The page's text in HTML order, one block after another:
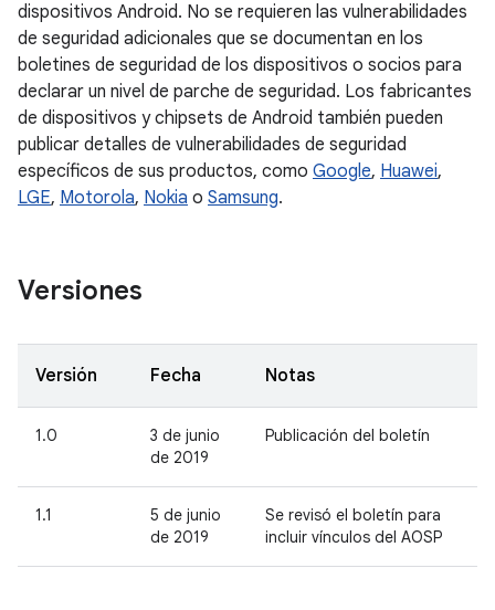
dispositivos Android. No se requieren las vulnerabilidades
de seguridad adicionales que se documentan en los
boletines de seguridad de los dispositivos o socios para
declarar un nivel de parche de seguridad. Los fabricantes
de dispositivos y chipsets de Android también pueden
publicar detalles de vulnerabilidades de seguridad
específicos de sus productos, como Google, Huawei,
LGE, Motorola, Nokia o Samsung.
Versiones
Versión Fecha Notas
1.0
3 de junio
de 2019
Publicación del boletín
1.1
5 de junio
de 2019
Se revisó el boletín para
incluir vínculos del AOSP